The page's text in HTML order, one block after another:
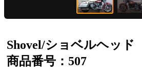
Shovel/ショベルヘッド
商品番号：507